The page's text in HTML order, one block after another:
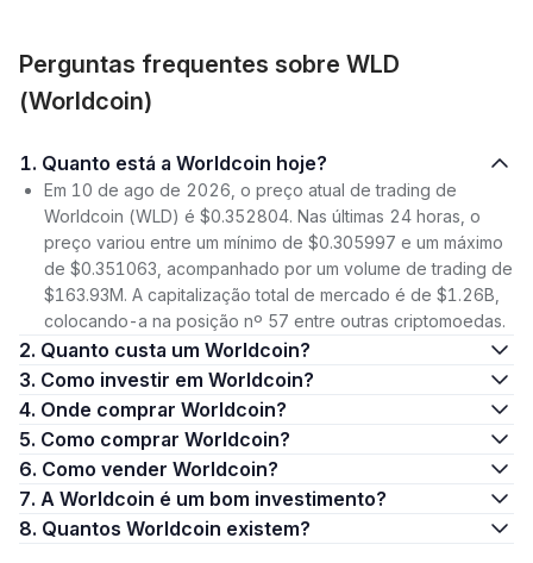
Perguntas frequentes sobre WLD
(Worldcoin)
1. Quanto está a Worldcoin hoje?
Em 10 de ago de 2026, o preço atual de trading de
Worldcoin (WLD) é $0.352804. Nas últimas 24 horas, o
preço variou entre um mínimo de $0.305997 e um máximo
de $0.351063, acompanhado por um volume de trading de
$163.93M. A capitalização total de mercado é de $1.26B,
colocando-a na posição nº 57 entre outras criptomoedas.
2. Quanto custa um Worldcoin?
3. Como investir em Worldcoin?
4. Onde comprar Worldcoin?
5. Como comprar Worldcoin?
6. Como vender Worldcoin?
7. A Worldcoin é um bom investimento?
8. Quantos Worldcoin existem?